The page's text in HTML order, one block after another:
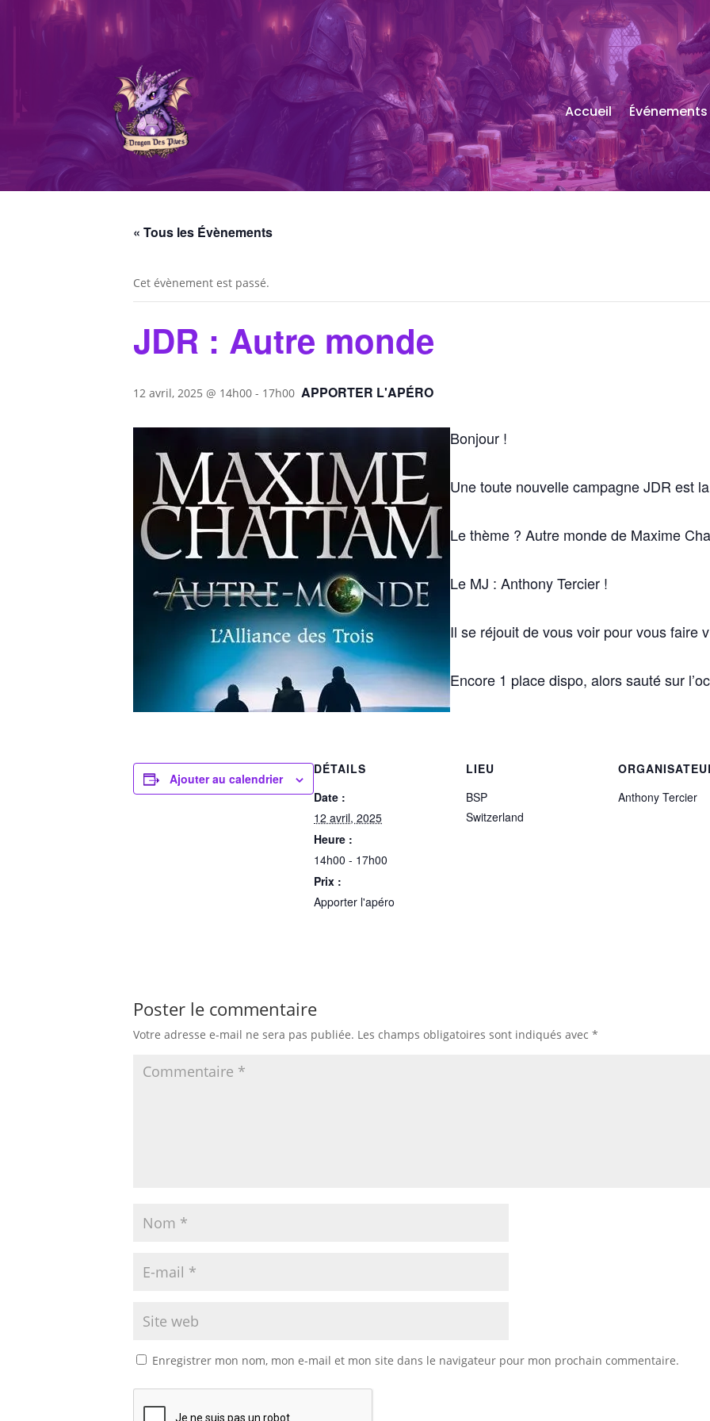
Accueil Événements
« Tous les Évènements
Cet évènement est passé.
JDR : Autre monde
12 avril, 2025 @ 14h00 - 17h00 APPORTER L'APÉRO
Bonjour !
Une toute nouvelle campagne JDR est
Le thème ? Autre monde de Maxime
Le MJ : Anthony Tercier !
Il se réjouit de vous voir pour vous faire
Encore 1 place dispo, alors sauté sur
Ajouter au calendrier
DÉTAILS
Date :
12 avril, 2025
Heure :
14h00 - 17h00
Prix :
Apporter l'apéro
LIEU
BSP
Switzerland
Anthony Tercier
Poster le commentaire
Votre adresse e-mail ne sera pas publiée. Les champs obligatoires sont indiqués avec *
Enregistrer mon nom, mon e-mail et mon site dans le navigateur pour mon prochain commentaire.